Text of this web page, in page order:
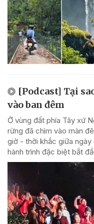
[Podcast] Tại
vào ban đêm
Ở vùng đất phía Tây xứ
rừng đã chìm vào màn
giờ - thời khắc giữa
hành trình đặc biệt bắt